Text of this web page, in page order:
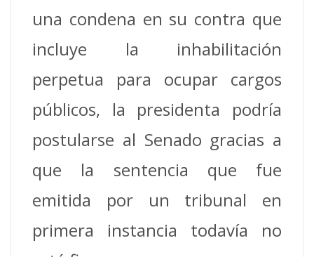
una condena en su contra que
incluye la inhabilitación
perpetua para ocupar cargos
públicos, la presidenta podría
postularse al Senado gracias a
que la sentencia que fue
emitida por un tribunal en
primera instancia todavía no